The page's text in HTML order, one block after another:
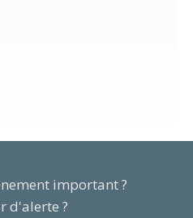
important ?
d'alerte ?